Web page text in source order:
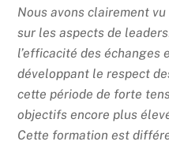
Nous avons clairement
sur les aspects de
l’efficacité des échanges
développant le respect
cette période de forte
objectifs encore plus
Cette formation est